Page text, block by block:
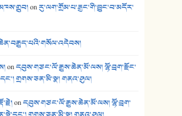
onརུ་ལག་གྲོམ་པ་རྒྱང་གི་བྱུང་བ་མདོར་
onདབུས་གཙང་ལོ་རྒྱུས་ཆེན་མོ་ལས། ལྷོ་བྲག་རྫོང་
གྲགས་ཅན་མི་སྣ། གནའ་ཤུལ།
onདབུས་གཙང་ལོ་རྒྱུས་ཆེན་མོ་ལས། ལྷོ་བྲག་